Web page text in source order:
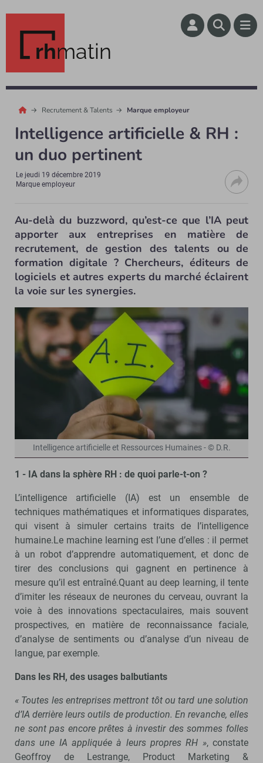
rhmatin
Recrutement & Talents Marque employeur
Intelligence artificielle & RH :
un duo pertinent
Le jeudi 19 décembre 2019
Marque employeur
Au-delà du buzzword, qu’est-ce que l’IA peut
apporter aux entreprises en matière de
recrutement, de gestion des talents ou de
formation digitale ? Chercheurs, éditeurs de
logiciels et autres experts du marché éclairent
la voie sur les synergies.
Intelligence artificielle et Ressources Humaines - © D.R.
1 - IA dans la sphère RH : de quoi parle-t-on ?
L’intelligence artificielle (IA) est un ensemble de
techniques mathématiques et informatiques disparates,
qui visent à simuler certains traits de l’intelligence
humaine.Le machine learning est l’une d’elles : il permet
à un robot d’apprendre automatiquement, et donc de
tirer des conclusions qui gagnent en pertinence à
mesure qu’il est entraîné.Quant au deep learning, il tente
d’imiter les réseaux de neurones du cerveau, ouvrant la
voie à des innovations spectaculaires, mais souvent
prospectives, en matière de reconnaissance faciale,
d’analyse de sentiments ou d’analyse d’un niveau de
langue, par exemple.
Dans les RH, des usages balbutiants
« Toutes les entreprises mettront tôt ou tard une solution
d’IA derrière leurs outils de production. En revanche, elles
ne sont pas encore prêtes à investir des sommes folles
dans une IA appliquée à leurs propres RH », constate
Geoffroy de Lestrange, Product Marketing &